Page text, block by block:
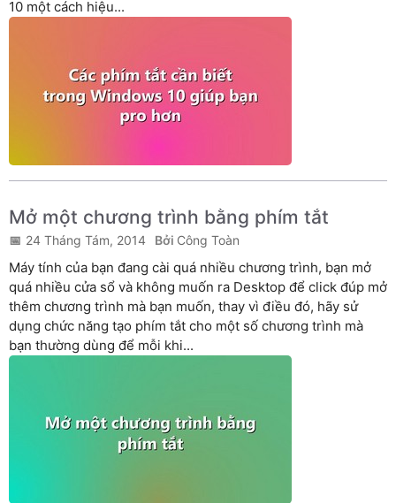
10 một cách hiệu...
Mở một chương trình bằng phím tắt
24 Tháng Tám, 2014 Công Toàn
Máy tính của bạn đang cài quá nhiều chương trình, bạn mở
quá nhiều cửa sổ và không muốn ra Desktop để click đúp mở
thêm chương trình mà bạn muốn, thay vì điều đó, hãy sử
dụng chức năng tạo phím tắt cho một số chương trình mà
bạn thường dùng để mỗi khi...